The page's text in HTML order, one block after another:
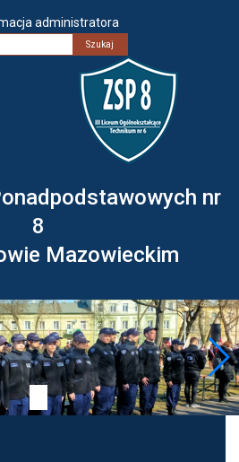
administratora
nr
8
Mazowieckim